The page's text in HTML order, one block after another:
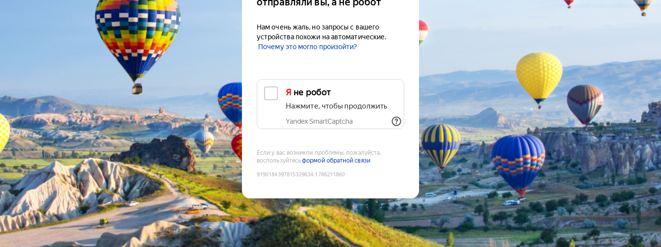
Нам очень жаль, но запросы с вашего
устройства похожи на автоматические.
Почему это могло произойти?
Я не робот
Нажмите, чтобы продолжить
Yandex SmartCaptcha
Если у вас возникли проблемы, пожалуйста,
воспользуйтесьформой обратной связи
9190184397815329634:1786211860